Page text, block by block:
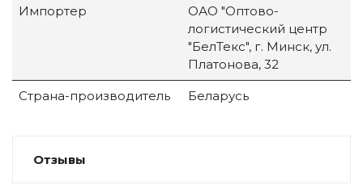
Импортер
ОАО "Оптово-
логистический центр
"БелТекс", г. Минск, ул.
Платонова, 32
Страна-производитель Беларусь
Отзывы